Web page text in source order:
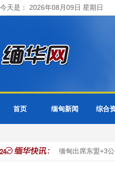
今天是： 2026年08月09日 星期日
首页 缅甸新闻 综合
化转型 缅甸出席东盟+3公务